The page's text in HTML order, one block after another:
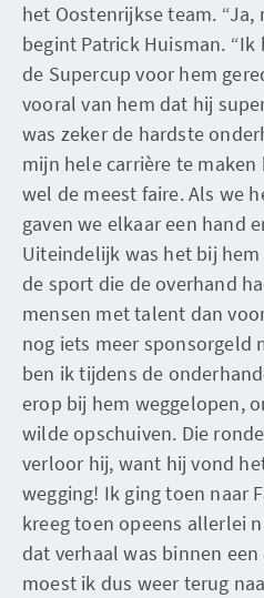
het Oostenrijkse team.
begint Patrick Huisman. “Ik
de Supercup voor hem
vooral van hem dat hij
was zeker de hardste
mijn hele carrière te
wel de meest faire. Als we
gaven we elkaar een hand
Uiteindelijk was het bij
de sport die de overhand
mensen met talent dan
nog iets meer sponsorgeld
ben ik tijdens de
erop bij hem weggelopen,
wilde opschuiven. Die
verloor hij, want hij vond
wegging! Ik ging toen naar
kreeg toen opeens allerlei
dat verhaal was binnen
moest ik dus weer terug